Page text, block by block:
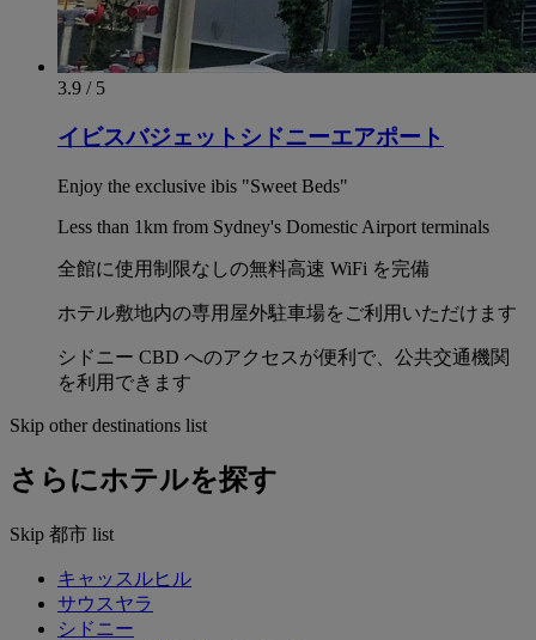
3.9 / 5
イビスバジェットシドニーエアポート
Enjoy the exclusive ibis "Sweet Beds"
Less than 1km from Sydney's Domestic Airport terminals
全館に使用制限なしの無料高速 WiFi を完備
ホテル敷地内の専用屋外駐車場をご利用いただけます
シドニー CBD へのアクセスが便利で、公共交通機関
を利用できます
Skip other destinations list
さらにホテルを探す
Skip 都市 list
キャッスルヒル
サウスヤラ
シドニー